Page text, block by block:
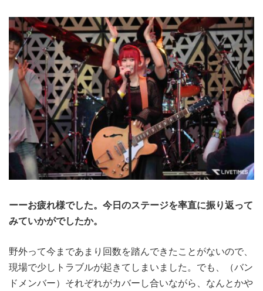
ーーお疲れ様でした。今日のステージを率直に振り返って
みていかがでしたか。
野外って今まであまり回数を踏んできたことがないので、
現場で少しトラブルが起きてしまいました。でも、（バン
ドメンバー）それぞれがカバーし合いながら、なんとかや